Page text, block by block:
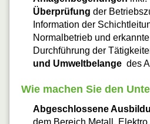
Überprüfung der
Information der
Normalbetrieb und
Durchführung der
und Umweltbelange des
Wie machen Sie den
Abgeschlossene